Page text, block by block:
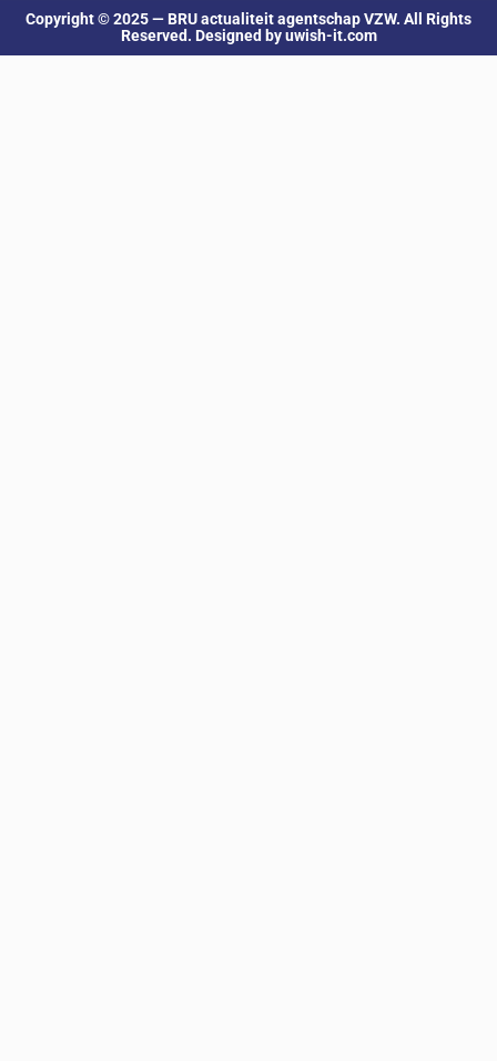
Copyright © 2025 — BRU actualiteit agentschap VZW. All Rights
Reserved. Designed by uwish-it.com